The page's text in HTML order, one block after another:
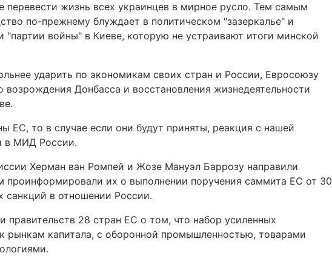
жизнь всех украинцев в мирное русло. Тем самым
по-прежнему блуждает в политическом "зазеркалье" и
войны" в Киеве, которую не устраивают итоги минской
ударить по экономикам своих стран и России, Евросоюзу
Донбасса и восстановления жизнедеятельности
ЕС, то в случае если они будут приняты, реакция с нашей
в МИД России.
Херман ван Ромпей и Жозе Мануэл Баррозу направили
проинформировали их о выполнении поручения саммита ЕС от 30
санкций в отношении России.
правительств 28 стран ЕС о том, что набор усиленных
рынкам капитала, с оборонной промышленностью, товарами